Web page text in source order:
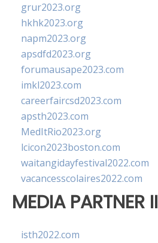
grur2023.org
hkhk2023.org
napm2023.org
apsdfd2023.org
forumausape2023.com
imkl2023.com
careerfaircsd2023.com
apsth2023.com
MedItRio2023.org
lcicon2023boston.com
waitangidayfestival2022.com
vacancesscolaires2022.com
MEDIA PARTNER II
isth2022.com